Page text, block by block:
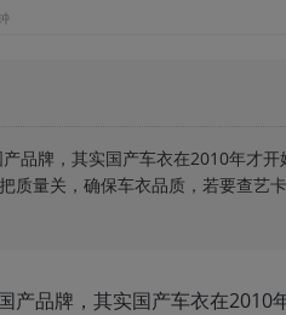
品牌，其实国产车衣在2010年才
质量关，确保车衣品质，若要查艺
产品牌，其实国产车衣在